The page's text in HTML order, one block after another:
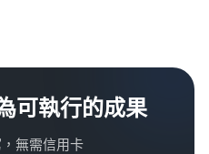
可執行的成果
無需信用卡